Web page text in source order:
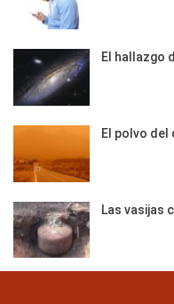
El hallazgo
El polvo del
Las vasijas